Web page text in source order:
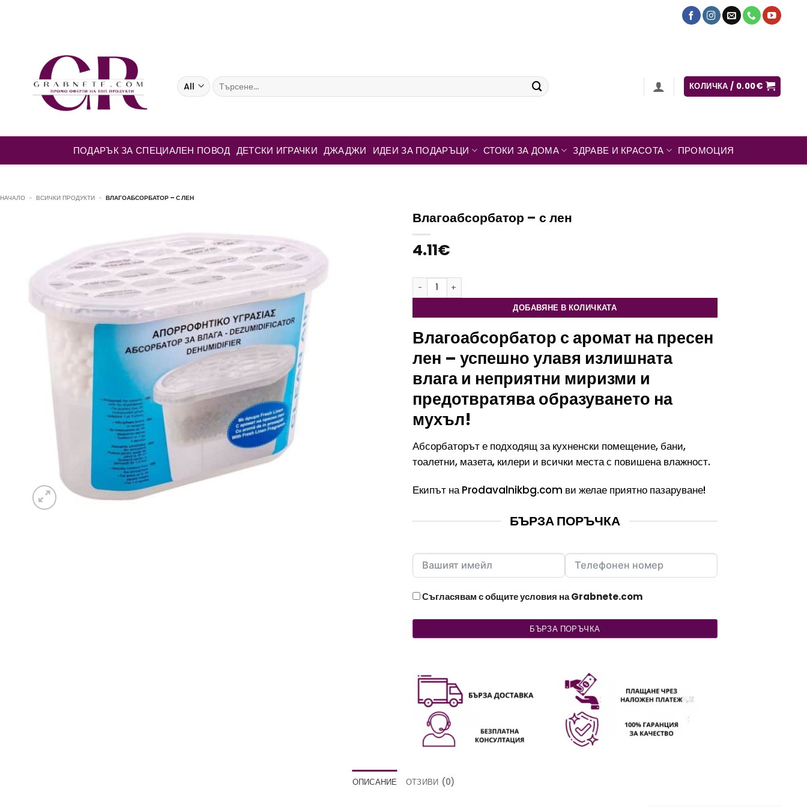
Търсене
за:
КОЛИЧКА / 0.00€
ПОДАРЪК ЗА СПЕЦИАЛЕН ПОВОД ДЕТСКИ ИГРАЧКИ ДЖАДЖИ ИДЕИ ЗА ПОДАРЪЦИ СТОКИ ЗА ДОМА ЗДРАВЕ И КРАСОТА ПРОМОЦИЯ
НАЧАЛО - ВСИЧКИ ПРОДУКТИ - ВЛАГОАБСОРБАТОР – С ЛЕН
Влагоабсорбатор – с лен
4.11€
количество за Влагоабсорбатор - с лен
ДОБАВЯНЕ В КОЛИЧКАТА
Влагоабсорбатор с аромат на пресен
лен – успешно улавя излишната
влага и неприятни миризми и
предотвратява образуването на
мухъл!
Абсорбаторът е подходящ за кухненски помещение, бани,
тоалетни, мазета, килери и всички места с повишена влажност.
Екипът на Prodavalnikbg.com ви желае приятно пазаруване!
БЪРЗА ПОРЪЧКА
Съгласявам с общите условия на Grabnete.com
БЪРЗА ПОРЪЧКА
ОПИСАНИЕ ОТЗИВИ (0)